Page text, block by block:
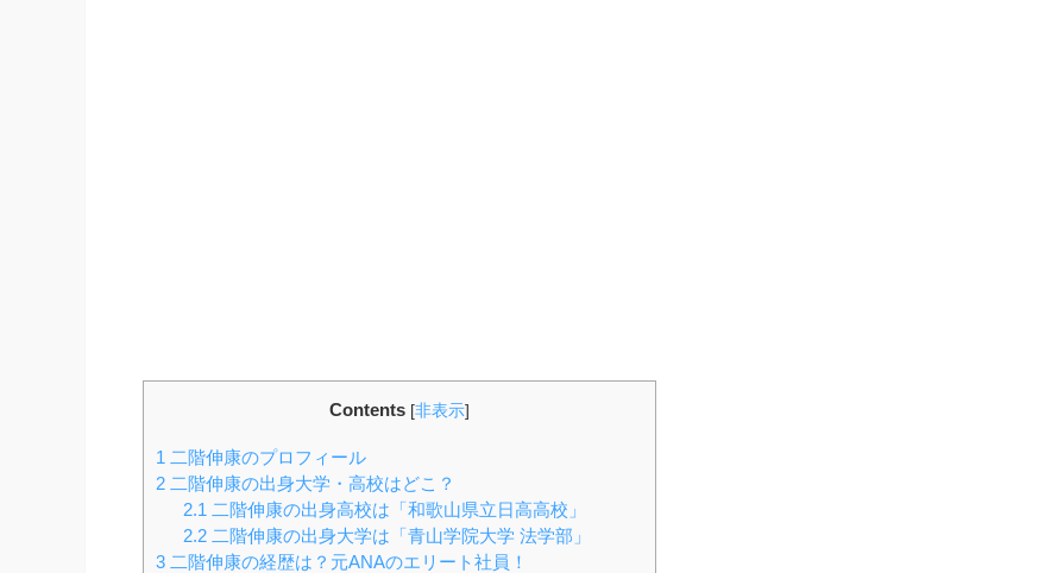
Contents [非表示]
1 二階伸康のプロフィール
2 二階伸康の出身大学・高校はどこ？
2.1 二階伸康の出身高校は「和歌山県立日高高校」
2.2二階伸康の出身大学は「青山学院大学 法学部」
3 二階伸康の経歴は？元ANAのエリート社員！